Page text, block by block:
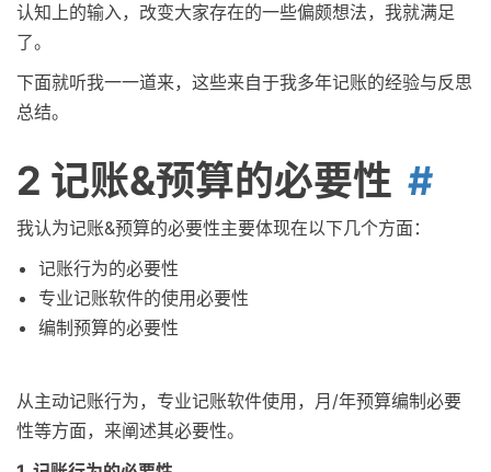
认知上的输入，改变大家存在的一些偏颇想法，我就满足
了。
下面就听我一一道来，这些来自于我多年记账的经验与反思
总结。
2 记账&预算的必要性
我认为记账&预算的必要性主要体现在以下几个方面：
记账行为的必要性
专业记账软件的使用必要性
编制预算的必要性
从主动记账行为，专业记账软件使用，月/年预算编制必要
性等方面，来阐述其必要性。